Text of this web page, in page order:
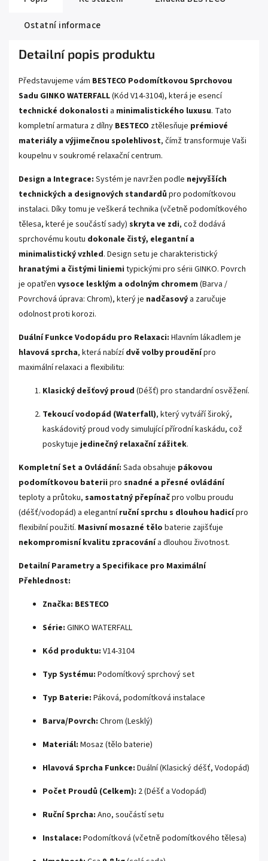
ložisková kola
, která jsou velmi spolehlivá, bezúdržbová a zaručují
umožňují libovolnoupravou i levou montáž
budou dveře otevírat.
Tento model představuje luxusní a moderní řešení pro všechny vyzděné
niky. Otevřený horní posuvný systém působí velmi elegantně, zatímco
vynechání spodní hrany vám maximálněusnadní úklida vytvoří
Ostatní informace
Detailní popis produktu
Představujeme vám BESTECO Podomítkovou Sprchovou
Sadu GINKO WATERFALL(Kód V14-3104), která je esencí
technické dokonalosti a minimalistického luxusu. Tato
kompletní armatura z dílny BESTECO ztělesňuje prémiové
materiály a výjimečnou spolehlivost, čímž transformuje Vaši
koupelnu v soukromé relaxační centrum.
Design a Integrace: Systém je navržen podle nejvyšších
technických a designových standardů pro podomítkovou
instalaci. Díky tomu je veškerá technika (včetně podomítkového
tělesa, které je součástí sady) skryta ve zdi, což dodává
sprchovému koutu dokonale čistý, elegantní a
minimalistický vzhled. Design setu je charakteristický
hranatými a čistými liniemi typickými pro sérii GINKO. Povrch
je opatřen vysoce lesklým a odolným chromem (Barva /
Povrchová úprava: Chrom), který je nadčasový a zaručuje
odolnost proti korozi.
Duální Funkce Vodopádu pro Relaxaci: Hlavním lákadlem je
hlavová sprcha, která nabízídvě volby prouděnípro
maximální relaxaci a flexibilitu:
Klasický dešťový proud (Déšť) pro standardní osvěžení.
Tekoucí vodopád (Waterfall), který vytváří široký,
kaskádovitý proud vody simulující přírodní kaskádu, což
poskytuje jedinečný relaxační zážitek.
Kompletní Set a Ovládání: Sada obsahuje pákovou
podomítkovou baterii pro snadné a přesné ovládání
teploty a průtoku, samostatný přepínačpro volbu proudu
(déšť/vodopád) a elegantníruční sprchu s dlouhou hadicípro
flexibilní použití. Masivní mosazné tělo baterie zajišťuje
nekompromisní kvalitu zpracovánía dlouhou životnost.
Detailní Parametry a Specifikace pro Maximální
Přehlednost:
Značka: BESTECO
Série: GINKO WATERFALL
Kód produktu: V14-3104
Typ Systému: Podomítkový sprchový set
Typ Baterie: Páková, podomítková instalace
Barva/Povrch: Chrom (Lesklý)
Materiál: Mosaz (tělo baterie)
Hlavová Sprcha Funkce: Duální (Klasický déšť, Vodopád)
Počet Proudů (Celkem): 2 (Déšť a Vodopád)
Ruční Sprcha: Ano, součástí setu
Instalace: Podomítková (včetně podomítkového tělesa)